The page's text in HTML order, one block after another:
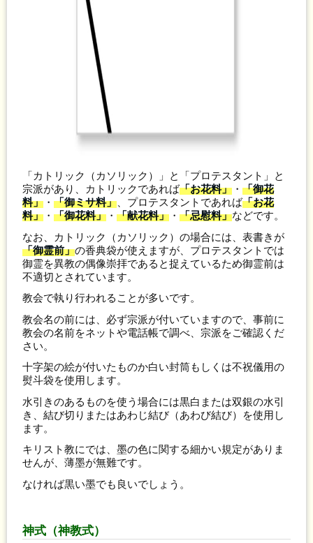
「カトリック（カソリック）」と「プロテスタント」と
宗派があり、カトリックであれば「お花料」 ・「御花
料」 ・「御ミサ料」 、プロテスタントであれば「お花
料」 ・「御花料」 ・「献花料」 ・「忌慰料」などです。
なお、カトリック（カソリック）の場合には、表書きが
「御霊前」の香典袋が使えますが、プロテスタントでは
御霊を異教の偶像崇拝であると捉えているため御霊前は
不適切とされています。
教会で執り行われることが多いです。
教会名の前には、必ず宗派が付いていますので、事前に
教会の名前をネットや電話帳で調べ、宗派をご確認くだ
さい。
十字架の絵が付いたものか白い封筒もしくは不祝儀用の
熨斗袋を使用します。
水引きのあるものを使う場合には黒白または双銀の水引
き、結び切りまたはあわじ結び（あわび結び）を使用し
ます。
キリスト教にでは、墨の色に関する細かい規定がありま
せんが、薄墨が無難です。
なければ黒い墨でも良いでしょう。
神式（神教式）